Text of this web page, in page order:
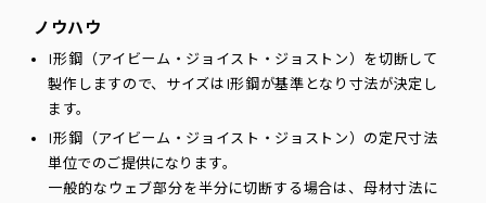
ノウハウ
I形鋼（アイビーム・ジョイスト・ジョストン）を切断して
製作しますので、サイズはI形鋼が基準となり寸法が決定し
ます。
I形鋼（アイビーム・ジョイスト・ジョストン）の定尺寸法
単位でのご提供になります。
一般的なウェブ部分を半分に切断する場合は、母材寸法に